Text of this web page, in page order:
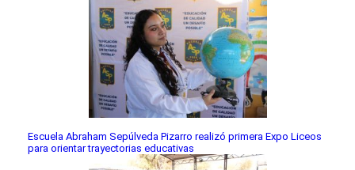
Escuela Abraham Sepúlveda Pizarro realizó primera Expo Liceos
para orientar trayectorias educativas